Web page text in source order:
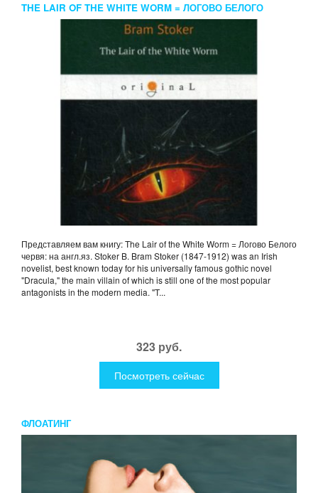
THE LAIR OF THE WHITE WORM = ЛОГОВО БЕЛОГО
ЧЕРВЯ: НА АНГЛ.ЯЗ. STOKER B.
Представляем вам книгу: The Lair of the White Worm = Логово Белого
червя: на англ.яз. Stoker B. Bram Stoker (1847-1912) was an Irish
novelist, best known today for his universally famous gothic novel
"Dracula," the main villain of which is still one of the most popular
antagonists in the modern media. "T...
323 руб.
Посмотреть сейчас
ФЛОАТИНГ